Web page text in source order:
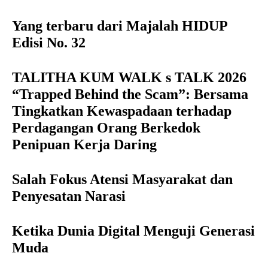
Yang terbaru dari Majalah HIDUP
Edisi No. 32
TALITHA KUM WALK s TALK 2026
“Trapped Behind the Scam”: Bersama
Tingkatkan Kewaspadaan terhadap
Perdagangan Orang Berkedok
Penipuan Kerja Daring
Salah Fokus Atensi Masyarakat dan
Penyesatan Narasi
Ketika Dunia Digital Menguji Generasi
Muda